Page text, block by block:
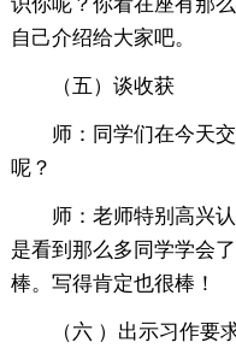
自己介绍给大家吧。
（五）谈收获
师：同学们在今天
呢？
师：老师特别高兴
是看到那么多同学学会
棒。写得肯定也很棒！
（六 ）出示习作要